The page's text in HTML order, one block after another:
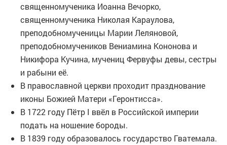
священномученика Иоанна Вечорко,
священномученика Николая Караулова,
преподобномученицы Марии Леляновой,
преподобномучеников Вениамина Кононова и
Никифора Кучина, мучениц Фервуфы девы, сестры
и рабыни её.
В православной церкви проходит празднование
иконы Божией Матери «Геронтисса».
В 1722 году Пётр I ввёл в Российской империи
подать на ношение бороды.
В 1839 году образовалось государство Гватемала.